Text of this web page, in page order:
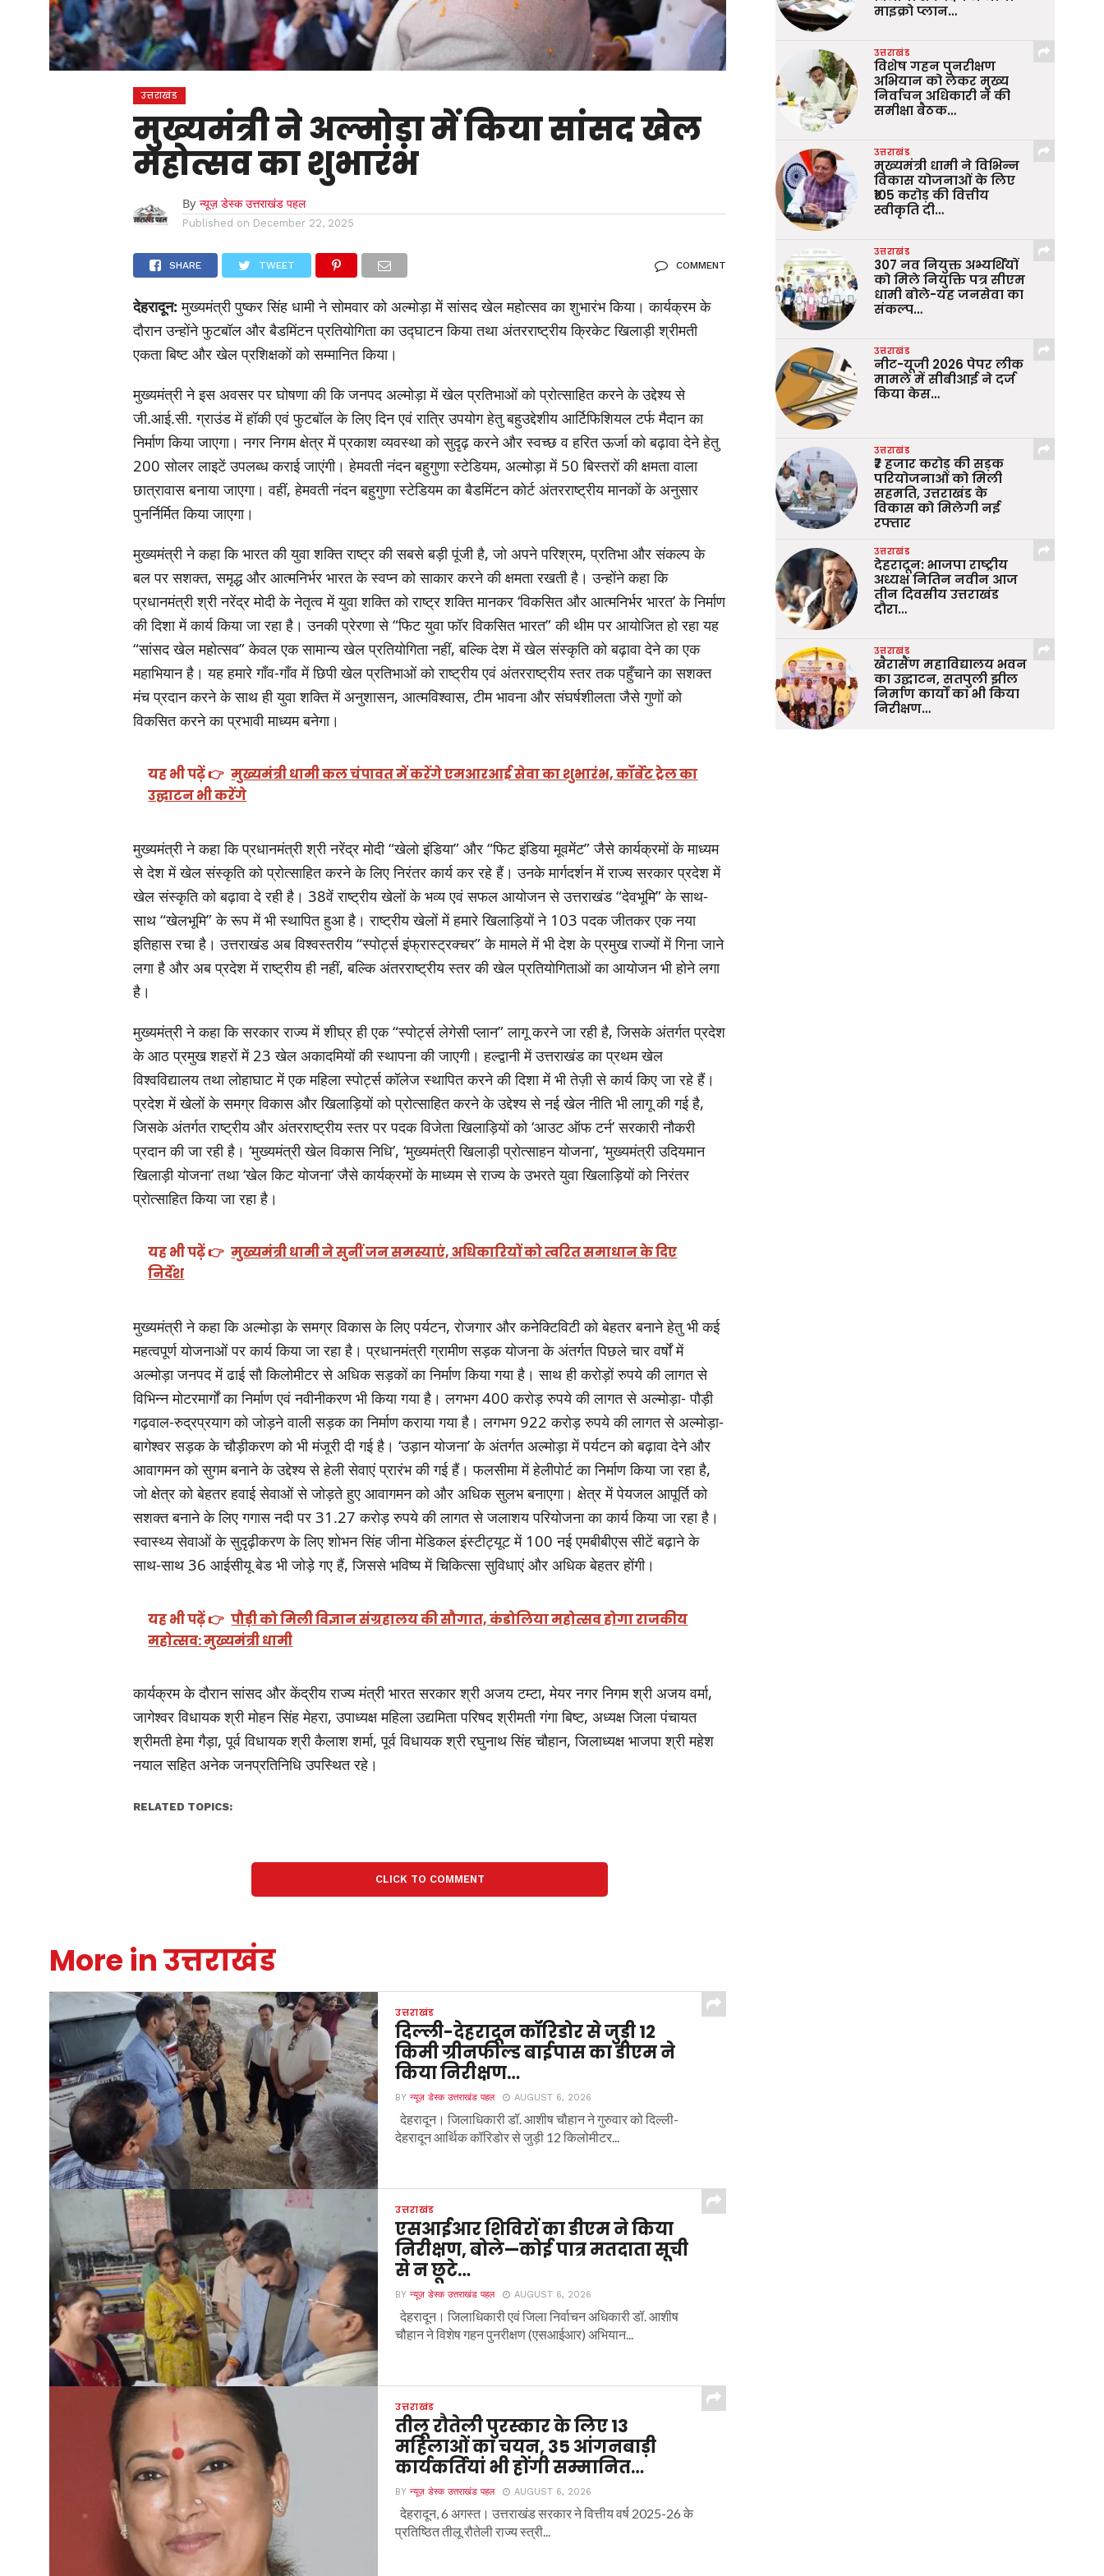
उत्तराखंड
मुख्यमंत्री ने अल्मोड़ा में किया सांसद खेल
महोत्सव का शुभारंभ
By न्यूज़ डेस्क उत्तराखंड पहल
Published on December 22, 2025
SHARE TWEET COMMENT
देहरादून:मुख्यमंत्री पुष्कर सिंह धामी ने सोमवार को अल्मोड़ा में सांसद खेल महोत्सव का शुभारंभ किया। कार्यक्रम के
दौरान उन्होंने फुटबॉल और बैडमिंटन प्रतियोगिता का उद्घाटन किया तथा अंतरराष्ट्रीय क्रिकेट खिलाड़ी श्रीमती
एकता बिष्ट और खेल प्रशिक्षकों को सम्मानित किया।
मुख्यमंत्री ने इस अवसर पर घोषणा की कि जनपद अल्मोड़ा में खेल प्रतिभाओं को प्रोत्साहित करने के उद्देश्य से
जी.आई.सी. ग्राउंड में हॉकी एवं फुटबॉल के लिए दिन एवं रात्रि उपयोग हेतु बहुउद्देशीय आर्टिफिशियल टर्फ मैदान का
निर्माण किया जाएगा। नगर निगम क्षेत्र में प्रकाश व्यवस्था को सुदृढ़ करने और स्वच्छ व हरित ऊर्जा को बढ़ावा देने हेतु
200 सोलर लाइटें उपलब्ध कराई जाएंगी। हेमवती नंदन बहुगुणा स्टेडियम, अल्मोड़ा में 50 बिस्तरों की क्षमता वाला
छात्रावास बनाया जाएगा। वहीं, हेमवती नंदन बहुगुणा स्टेडियम का बैडमिंटन कोर्ट अंतरराष्ट्रीय मानकों के अनुसार
पुनर्निर्मित किया जाएगा।
मुख्यमंत्री ने कहा कि भारत की युवा शक्ति राष्ट्र की सबसे बड़ी पूंजी है, जो अपने परिश्रम, प्रतिभा और संकल्प के
बल पर सशक्त, समृद्ध और आत्मनिर्भर भारत के स्वप्न को साकार करने की क्षमता रखती है। उन्होंने कहा कि
प्रधानमंत्री श्री नरेंद्र मोदी के नेतृत्व में युवा शक्ति को राष्ट्र शक्ति मानकर ‘विकसित और आत्मनिर्भर भारत’ के निर्माण
की दिशा में कार्य किया जा रहा है। उनकी प्रेरणा से “फिट युवा फॉर विकसित भारत” की थीम पर आयोजित हो रहा यह
“सांसद खेल महोत्सव” केवल एक सामान्य खेल प्रतियोगिता नहीं, बल्कि देश में खेल संस्कृति को बढ़ावा देने का एक
महाभियान है। यह हमारे गाँव-गाँव में छिपी खेल प्रतिभाओं को राष्ट्रीय एवं अंतरराष्ट्रीय स्तर तक पहुँचाने का सशक्त
मंच प्रदान करने के साथ ही युवा शक्ति में अनुशासन, आत्मविश्वास, टीम भावना और संघर्षशीलता जैसे गुणों को
विकसित करने का प्रभावी माध्यम बनेगा।
यह भी पढ़ें 👉 मुख्यमंत्री धामी कल चंपावत में करेंगे एमआरआई सेवा का शुभारंभ, कॉर्बेट ट्रेल का
उद्घाटन भी करेंगे
मुख्यमंत्री ने कहा कि प्रधानमंत्री श्री नरेंद्र मोदी “खेलो इंडिया” और “फिट इंडिया मूवमेंट” जैसे कार्यक्रमों के माध्यम
से देश में खेल संस्कृति को प्रोत्साहित करने के लिए निरंतर कार्य कर रहे हैं। उनके मार्गदर्शन में राज्य सरकार प्रदेश में
खेल संस्कृति को बढ़ावा दे रही है। 38वें राष्ट्रीय खेलों के भव्य एवं सफल आयोजन से उत्तराखंड “देवभूमि” के साथ-
साथ “खेलभूमि” के रूप में भी स्थापित हुआ है। राष्ट्रीय खेलों में हमारे खिलाड़ियों ने 103 पदक जीतकर एक नया
इतिहास रचा है। उत्तराखंड अब विश्वस्तरीय “स्पोर्ट्स इंफ्रास्ट्रक्चर” के मामले में भी देश के प्रमुख राज्यों में गिना जाने
लगा है और अब प्रदेश में राष्ट्रीय ही नहीं, बल्कि अंतरराष्ट्रीय स्तर की खेल प्रतियोगिताओं का आयोजन भी होने लगा
है।
मुख्यमंत्री ने कहा कि सरकार राज्य में शीघ्र ही एक “स्पोर्ट्स लेगेसी प्लान” लागू करने जा रही है, जिसके अंतर्गत प्रदेश
के आठ प्रमुख शहरों में 23 खेल अकादमियों की स्थापना की जाएगी। हल्द्वानी में उत्तराखंड का प्रथम खेल
विश्वविद्यालय तथा लोहाघाट में एक महिला स्पोर्ट्स कॉलेज स्थापित करने की दिशा में भी तेज़ी से कार्य किए जा रहे हैं।
प्रदेश में खेलों के समग्र विकास और खिलाड़ियों को प्रोत्साहित करने के उद्देश्य से नई खेल नीति भी लागू की गई है,
जिसके अंतर्गत राष्ट्रीय और अंतरराष्ट्रीय स्तर पर पदक विजेता खिलाड़ियों को ‘आउट ऑफ टर्न’ सरकारी नौकरी
प्रदान की जा रही है। ‘मुख्यमंत्री खेल विकास निधि’, ‘मुख्यमंत्री खिलाड़ी प्रोत्साहन योजना’, ‘मुख्यमंत्री उदियमान
खिलाड़ी योजना’ तथा ‘खेल किट योजना’ जैसे कार्यक्रमों के माध्यम से राज्य के उभरते युवा खिलाड़ियों को निरंतर
प्रोत्साहित किया जा रहा है।
यह भी पढ़ें 👉 मुख्यमंत्री धामी ने सुनीं जन समस्याएं, अधिकारियों को त्वरित समाधान के दिए
निर्देश
मुख्यमंत्री ने कहा कि अल्मोड़ा के समग्र विकास के लिए पर्यटन, रोजगार और कनेक्टिविटी को बेहतर बनाने हेतु भी कई
महत्वपूर्ण योजनाओं पर कार्य किया जा रहा है। प्रधानमंत्री ग्रामीण सड़क योजना के अंतर्गत पिछले चार वर्षों में
अल्मोड़ा जनपद में ढाई सौ किलोमीटर से अधिक सड़कों का निर्माण किया गया है। साथ ही करोड़ों रुपये की लागत से
विभिन्न मोटरमार्गों का निर्माण एवं नवीनीकरण भी किया गया है। लगभग 400 करोड़ रुपये की लागत से अल्मोड़ा- पौड़ी
गढ़वाल-रुद्रप्रयाग को जोड़ने वाली सड़क का निर्माण कराया गया है। लगभग 922 करोड़ रुपये की लागत से अल्मोड़ा-
बागेश्वर सड़क के चौड़ीकरण को भी मंजूरी दी गई है। ‘उड़ान योजना’ के अंतर्गत अल्मोड़ा में पर्यटन को बढ़ावा देने और
आवागमन को सुगम बनाने के उद्देश्य से हेली सेवाएं प्रारंभ की गई हैं। फलसीमा में हेलीपोर्ट का निर्माण किया जा रहा है,
जो क्षेत्र को बेहतर हवाई सेवाओं से जोड़ते हुए आवागमन को और अधिक सुलभ बनाएगा। क्षेत्र में पेयजल आपूर्ति को
सशक्त बनाने के लिए गगास नदी पर 31.27 करोड़ रुपये की लागत से जलाशय परियोजना का कार्य किया जा रहा है।
स्वास्थ्य सेवाओं के सुदृढ़ीकरण के लिए शोभन सिंह जीना मेडिकल इंस्टीट्यूट में 100 नई एमबीबीएस सीटें बढ़ाने के
साथ-साथ 36 आईसीयू बेड भी जोड़े गए हैं, जिससे भविष्य में चिकित्सा सुविधाएं और अधिक बेहतर होंगी।
यह भी पढ़ें 👉 पौड़ी को मिली विज्ञान संग्रहालय की सौगात, कंडोलिया महोत्सव होगा राजकीय
महोत्सव: मुख्यमंत्री धामी
कार्यक्रम के दौरान सांसद और केंद्रीय राज्य मंत्री भारत सरकार श्री अजय टम्टा, मेयर नगर निगम श्री अजय वर्मा,
जागेश्वर विधायक श्री मोहन सिंह मेहरा, उपाध्यक्ष महिला उद्यमिता परिषद श्रीमती गंगा बिष्ट, अध्यक्ष जिला पंचायत
श्रीमती हेमा गैड़ा, पूर्व विधायक श्री कैलाश शर्मा, पूर्व विधायक श्री रघुनाथ सिंह चौहान, जिलाध्यक्ष भाजपा श्री महेश
नयाल सहित अनेक जनप्रतिनिधि उपस्थित रहे।
RELATED TOPICS:
CLICK TO COMMENT
More in उत्तराखंड
उत्तराखंड
दिल्ली-देहरादून कॉरिडोर से जुड़ी 12
किमी ग्रीनफील्ड बाईपास का डीएम ने
किया निरीक्षण…
BYन्यूज़ डेस्क उत्तराखंड पहल AUGUST 6, 2026
देहरादून। जिलाधिकारी डॉ. आशीष चौहान ने गुरुवार को दिल्ली-
देहरादून आर्थिक कॉरिडोर से जुड़ी 12 किलोमीटर...
उत्तराखंड
एसआईआर शिविरों का डीएम ने किया
निरीक्षण, बोले—कोई पात्र मतदाता सूची
से न छूटे…
BYन्यूज़ डेस्क उत्तराखंड पहल AUGUST 6, 2026
देहरादून। जिलाधिकारी एवं जिला निर्वाचन अधिकारी डॉ. आशीष
चौहान ने विशेष गहन पुनरीक्षण (एसआईआर) अभियान...
उत्तराखंड
तीलू रौतेली पुरस्कार के लिए 13
महिलाओं का चयन, 35 आंगनबाड़ी
कार्यकर्तियां भी होंगी सम्मानित…
BYन्यूज़ डेस्क उत्तराखंड पहल AUGUST 6, 2026
देहरादून, 6 अगस्त। उत्तराखंड सरकार ने वित्तीय वर्ष 2025-26 के
प्रतिष्ठित तीलू रौतेली राज्य स्त्री...
माइक्रो प्लान…
उत्तराखंड
विशेष गहन पुनरीक्षण
अभियान को लेकर मुख्य
निर्वाचन अधिकारी ने की
समीक्षा बैठक…
उत्तराखंड
मुख्यमंत्री धामी ने विभिन्न
विकास योजनाओं के लिए
₹105 करोड़ की वित्तीय
स्वीकृति दी…
उत्तराखंड
307 नव नियुक्त अभ्यर्थियों
को मिले नियुक्ति पत्र सीएम
धामी बोले-यह जनसेवा का
संकल्प…
उत्तराखंड
नीट-यूजी 2026 पेपर लीक
मामले में सीबीआई ने दर्ज
किया केस…
उत्तराखंड
₹7 हजार करोड़ की सड़क
परियोजनाओं को मिली
सहमति, उत्तराखंड के
विकास को मिलेगी नई
रफ्तार
उत्तराखंड
देहरादून: भाजपा राष्ट्रीय
अध्यक्ष नितिन नवीन आज
तीन दिवसीय उत्तराखंड
दौरा…
उत्तराखंड
खैरासैंण महाविद्यालय भवन
का उद्घाटन, सतपुली झील
निर्माण कार्यों का भी किया
निरीक्षण…